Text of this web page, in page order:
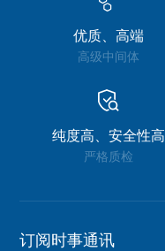
优质、高端
高级中间体
纯度高、安全性高
严格质检
订阅时事通讯